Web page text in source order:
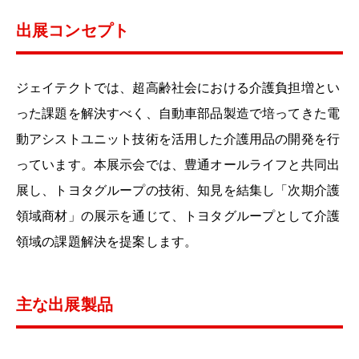
出展コンセプト
ジェイテクトでは、超高齢社会における介護負担増とい
った課題を解決すべく、自動車部品製造で培ってきた電
動アシストユニット技術を活用した介護用品の開発を行
っています。本展示会では、豊通オールライフと共同出
展し、トヨタグループの技術、知見を結集し「次期介護
領域商材」の展示を通じて、トヨタグループとして介護
領域の課題解決を提案します。
主な出展製品